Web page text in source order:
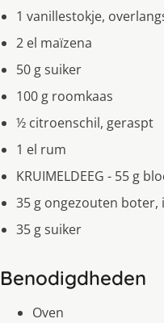
1 vanillestokje,
2 el maïzena
50 g suiker
100 g roomkaas
½ citroenschil, geraspt
1 el rum
KRUIMELDEEG - 55 g
35 g ongezouten boter,
35 g suiker
Benodigdheden
Oven